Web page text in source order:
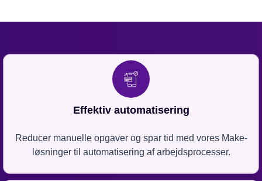
Effektiv automatisering
Reducer manuelle opgaver og spar tid med vores Make-
løsninger til automatisering af arbejdsprocesser.